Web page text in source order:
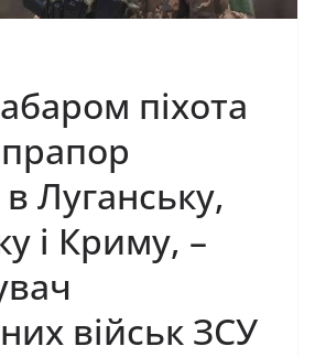
піхота
Луганську,
і Криму, –
військ ЗСУ